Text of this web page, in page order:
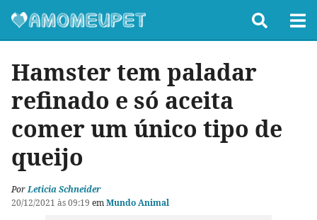
Hamster tem paladar
refinado e só aceita
comer um único tipo de
queijo
PorLeticia Schneider
20/12/2021 às 09:19 emMundo Animal